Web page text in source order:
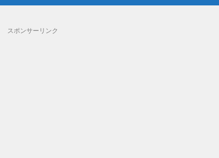
スポンサーリンク